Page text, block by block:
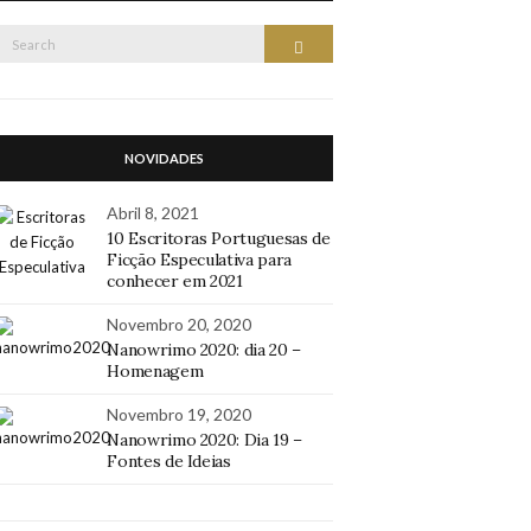
Search
NOVIDADES
Abril 8, 2021
10 Escritoras Portuguesas de
Ficção Especulativa para
conhecer em 2021
Novembro 20, 2020
Nanowrimo 2020: dia 20 –
Homenagem
Novembro 19, 2020
Nanowrimo 2020: Dia 19 –
Fontes de Ideias